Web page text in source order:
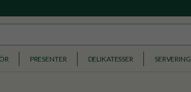
PRESENTER DELIKATESSER SERVERING